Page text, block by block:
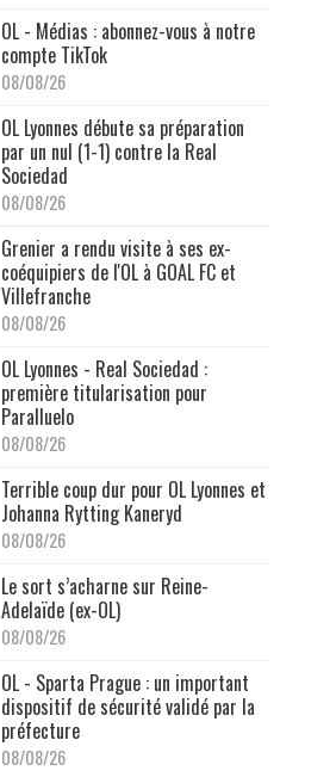
OL - Médias : abonnez-vous à notre
compte TikTok
08/08/26
OL Lyonnes débute sa préparation
par un nul (1-1) contre la Real
Sociedad
08/08/26
Grenier a rendu visite à ses ex-
coéquipiers de l'OL à GOAL FC et
Villefranche
08/08/26
OL Lyonnes - Real Sociedad :
première titularisation pour
Paralluelo
08/08/26
Terrible coup dur pour OL Lyonnes et
Johanna Rytting Kaneryd
08/08/26
Le sort s’acharne sur Reine-
Adelaïde (ex-OL)
08/08/26
OL - Sparta Prague : un important
dispositif de sécurité validé par la
préfecture
08/08/26